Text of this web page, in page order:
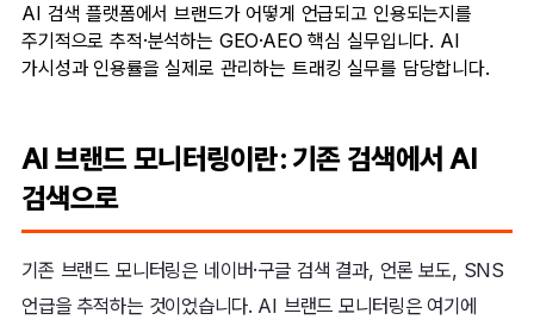
AI 검색 플랫폼에서 브랜드가 어떻게 언급되고 인용되는지를
주기적으로 추적·분석하는 GEO·AEO 핵심 실무입니다. AI
가시성과 인용률을 실제로 관리하는 트래킹 실무를 담당합니다.
AI 브랜드 모니터링이란: 기존 검색에서 AI
검색으로
기존 브랜드 모니터링은 네이버·구글 검색 결과, 언론 보도, SNS
언급을 추적하는 것이었습니다. AI 브랜드 모니터링은 여기에